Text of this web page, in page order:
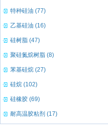
特种硅油 (77)
乙基硅油 (16)
硅树脂 (47)
聚硅氮烷树脂 (8)
苯基硅烷 (27)
硅烷 (102)
硅橡胶 (69)
耐高温胶粘剂 (17)